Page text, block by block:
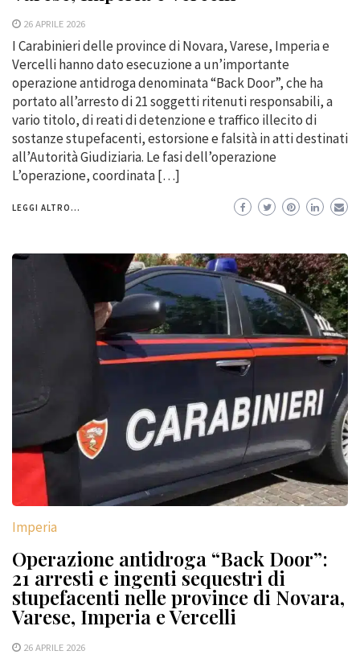
26 APRILE 2026
I Carabinieri delle province di Novara, Varese, Imperia e
Vercelli hanno dato esecuzione a un’importante
operazione antidroga denominata “Back Door”, che ha
portato all’arresto di 21 soggetti ritenuti responsabili, a
vario titolo, di reati di detenzione e traffico illecito di
sostanze stupefacenti, estorsione e falsità in atti destinati
all’Autorità Giudiziaria. Le fasi dell’operazione
L’operazione, coordinata […]
LEGGI ALTRO...
Imperia
Operazione antidroga “Back Door”:
21 arresti e ingenti sequestri di
stupefacenti nelle province di Novara,
Varese, Imperia e Vercelli
26 APRILE 2026